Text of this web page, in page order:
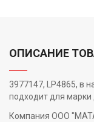
ОПИСАНИЕ
3977147, LP4865, в
подходит для марки
Компания ООО